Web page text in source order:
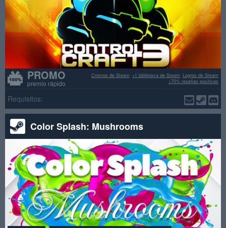
PROMO
premio rápido
Logros de Steam
+1 biblioteca de Steam
Cromos de Steam
>70% reseñas positivas
Requisitos:
Color Splash: Mushrooms